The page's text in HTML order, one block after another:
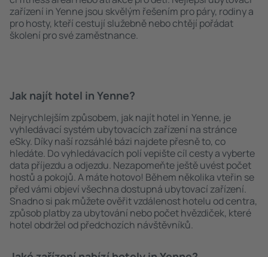
zařízení in Yenne jsou skvělým řešením pro páry, rodiny a
pro hosty, kteří cestují služebně nebo chtějí pořádat
školení pro své zaměstnance.
Jak najít hotel in Yenne?
Nejrychlejším způsobem, jak najít hotel in Yenne, je
vyhledávací systém ubytovacích zařízení na stránce
eSky. Díky naší rozsáhlé bázi najdete přesně to, co
hledáte. Do vyhledávacích polí vepište cíl cesty a vyberte
data příjezdu a odjezdu. Nezapomeňte ještě uvést počet
hostů a pokojů. A máte hotovo! Během několika vteřin se
před vámi objeví všechna dostupná ubytovací zařízení.
Snadno si pak můžete ověřit vzdálenost hotelu od centra,
způsob platby za ubytování nebo počet hvězdiček, které
hotel obdržel od předchozích návštěvníků.